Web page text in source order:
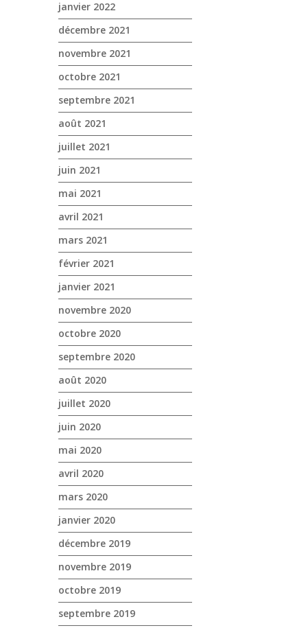
janvier 2022
décembre 2021
novembre 2021
octobre 2021
septembre 2021
août 2021
juillet 2021
juin 2021
mai 2021
avril 2021
mars 2021
février 2021
janvier 2021
novembre 2020
octobre 2020
septembre 2020
août 2020
juillet 2020
juin 2020
mai 2020
avril 2020
mars 2020
janvier 2020
décembre 2019
novembre 2019
octobre 2019
septembre 2019